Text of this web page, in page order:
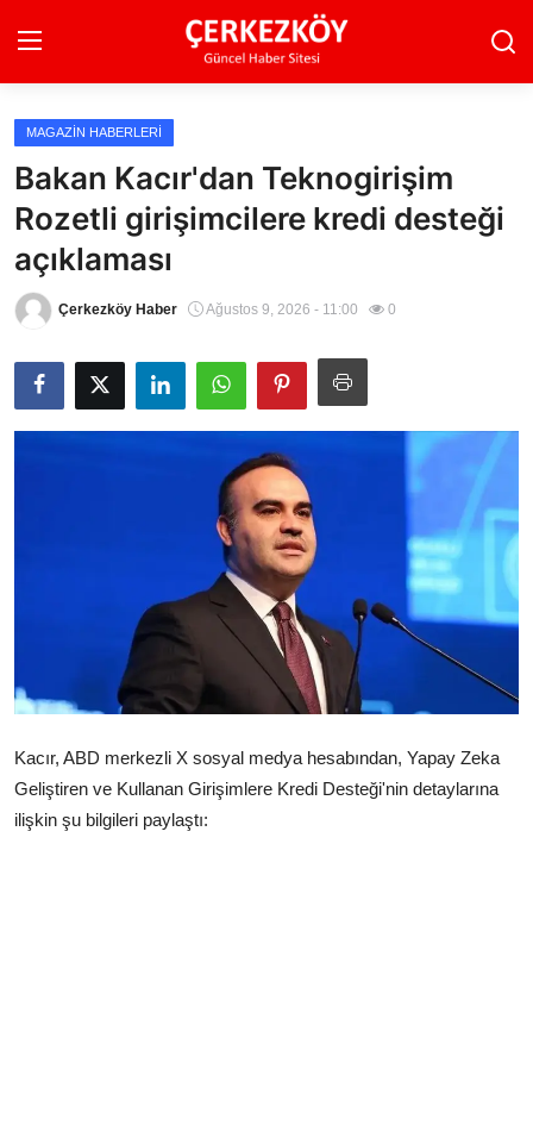
Ana Sayfa
Son Dakika
Ekonomi Haberleri
Magazin Haberleri
Spor Haberleri
MAGAZIN HABERLERI
Bakan Kacır'dan Teknogirişim
Rozetli girişimcilere kredi desteği
açıklaması
Çerkezköy Haber Ağustos 9, 2026 - 11:00 0
Kacır, ABD merkezli X sosyal medya hesabından, Yapay Zeka
Geliştiren ve Kullanan Girişimlere Kredi Desteği'nin detaylarına
ilişkin şu bilgileri paylaştı: